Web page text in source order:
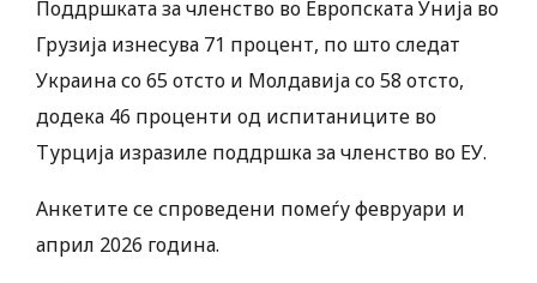
Поддршката за членство во Европската Унија во
Грузија изнесува 71 процент, по што следат
Украина со 65 отсто и Молдавија со 58 отсто,
додека 46 проценти од испитаниците во
Турција изразиле поддршка за членство во ЕУ.
Анкетите се спроведени помеѓу февруари и
април 2026 година.